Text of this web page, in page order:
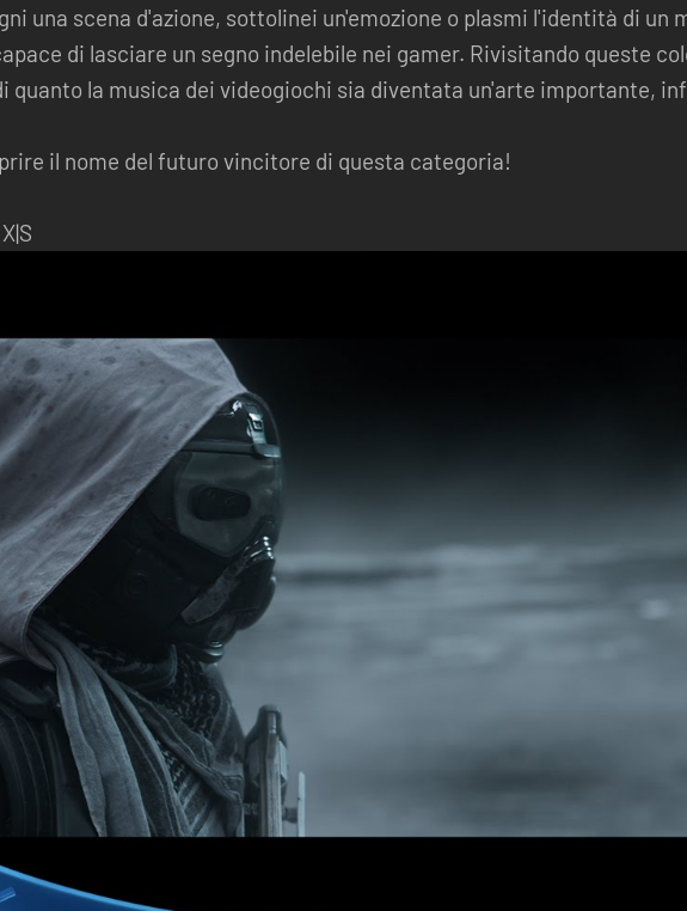
una scena d'azione, sottolinei un'emozione o plasmi l'identità di un
di lasciare un segno indelebile nei gamer. Rivisitando queste
la musica dei videogiochi sia diventata un'arte importante,
il nome del futuro vincitore di questa categoria!